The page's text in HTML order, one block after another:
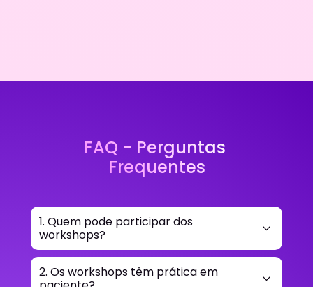
FAQ - Perguntas
Frequentes
1. Quem pode participar dos
workshops?
Profissionais da área da saúde autorizados a
atuar com Harmonização Facial: dentistas,
2. Os workshops têm prática em